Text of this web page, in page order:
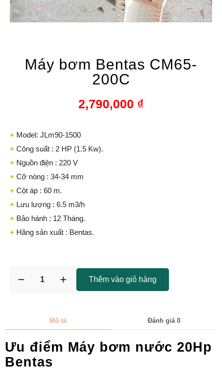
Máy bơm Bentas CM65-
200C
2,790,000 ₫
+ Model: JLm90-1500
+ Công suất : 2 HP (1.5 Kw).
+ Nguồn điện : 220 V
+ Cỡ nòng : 34-34 mm
+ Cột áp : 60 m.
+ Lưu lượng : 6.5 m3/h
+ Bảo hành : 12 Tháng.
+ Hãng sản xuất : Bentas.
Thêm vào giỏ hàng
Mô tả Đánh giá 0
Ưu điểm Máy bơm nước 20Hp
Bentas